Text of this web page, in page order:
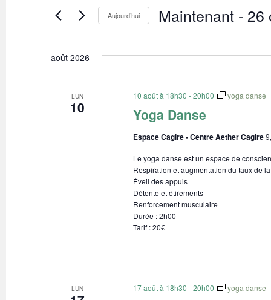
navigation
vues
par
mot-
Aujourd’hui Maintenant - 26
août 2026
LUN
10 Yoga Danse
10 août à 18h30 -20h00 yoga danse
Espace Cagire - Centre Aether Cagire
Le yoga danse est un espace de
Respiration et augmentation du taux de
Éveil des appuis
Détente et étirements
Renforcement musculaire
Durée : 2h00
Tarif : 20€
LUN 17 août à 18h30 -20h00 yoga danse